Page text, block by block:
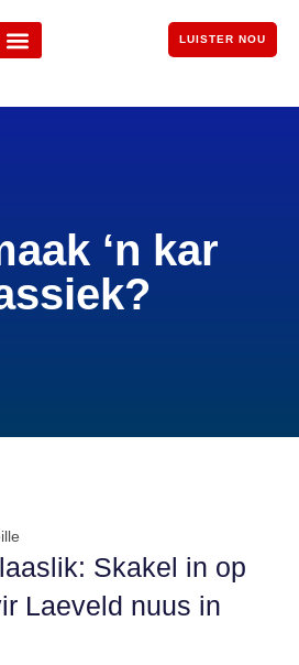
LUISTER NOU
‘n kar
Skakel in op
Laeveld nuus in